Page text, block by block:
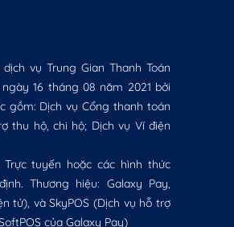
vụ Trung Gian Thanh Toán
ngày 16 tháng 08 năm 2021 bởi
gồm: Dịch vụ Cổng thanh toán
thu hộ, chi hộ; Dịch vụ Ví điện
tuyến hoặc các hình thức
Thương hiệu: Galaxy Pay,
tử), và SkyPOS (Dịch vụ hỗ trợ
của Galaxy Pay)